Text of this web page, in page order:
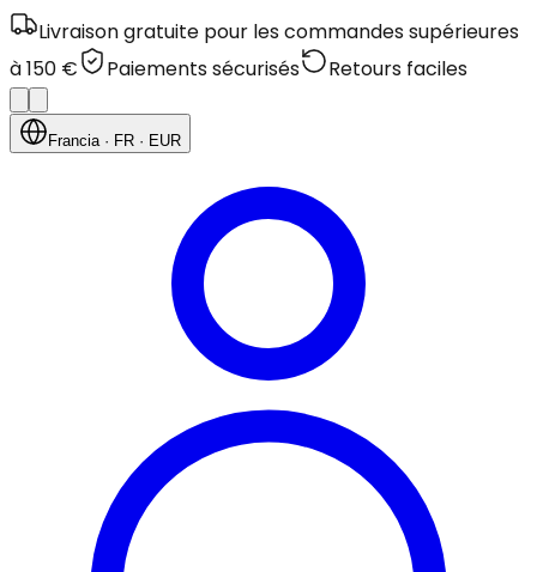
Livraison gratuite pour les commandes supérieures
à 150 €
Paiements sécurisés Retours faciles
Francia· FR · EUR